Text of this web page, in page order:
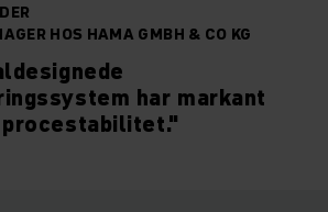
HOS HAMA GMBH & CO KG
har markant